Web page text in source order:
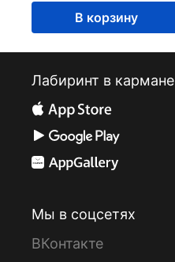
В корзину
Лабиринт в кармане
Мы в соцсетях
ВКонтакте